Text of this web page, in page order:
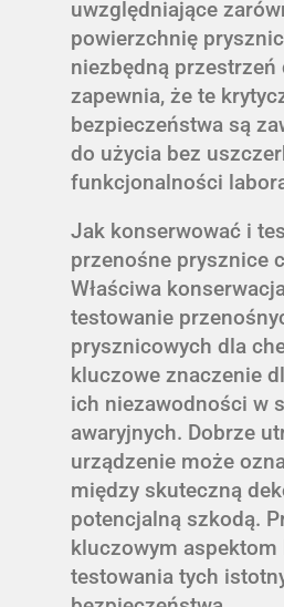
uwzględniające
powierzchnię
niezbędną przestrzeń
zapewnia, że te
bezpieczeństwa są
do użycia bez
funkcjonalności
Jak konserwować i
przenośne prysznice
Właściwa
testowanie
prysznicowych dla
kluczowe znaczenie
ich niezawodności w
awaryjnych. Dobrze
urządzenie może
między skuteczną
potencjalną szkodą.
kluczowym
testowania tych